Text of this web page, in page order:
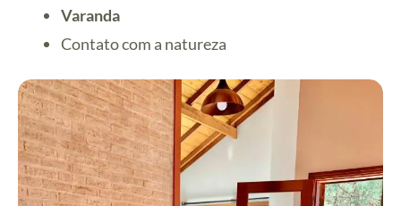
Varanda
Contato com a natureza